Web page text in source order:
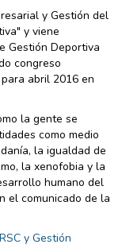
y Gestión del
y viene
Gestión Deportiva
congreso
abril 2016 en
la gente se
como medio
la igualdad de
la xenofobia y la
humano del
el comunicado de la
y Gestión